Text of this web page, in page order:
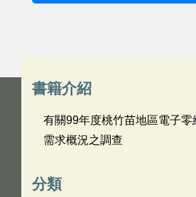
書籍介紹
有關99年度桃竹苗地區電子零
需求概況之調查
分類